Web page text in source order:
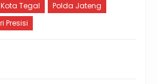
Kota Tegal
Polda Jateng
Presisi